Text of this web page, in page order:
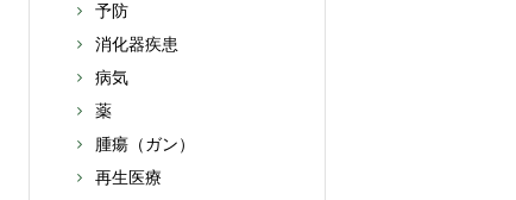
予防
消化器疾患
病気
薬
腫瘍（ガン）
再生医療